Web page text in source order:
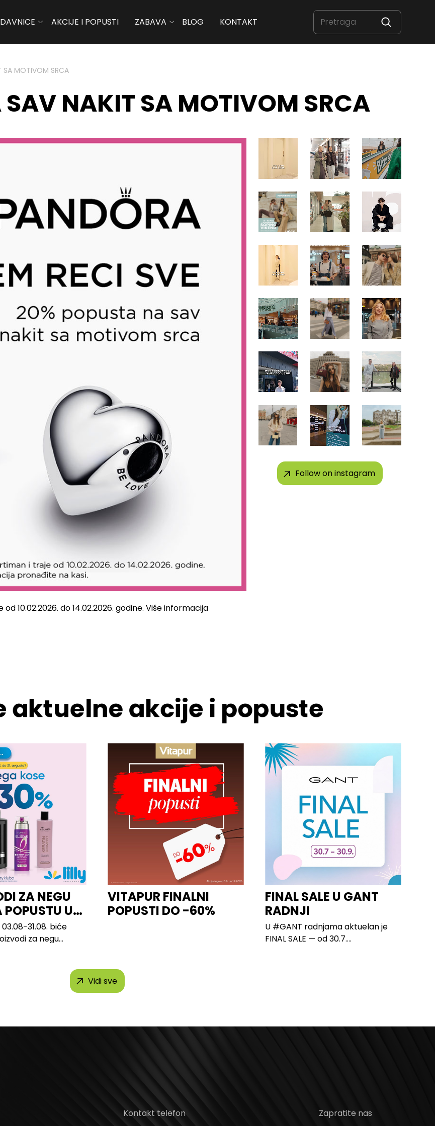
AKCIJE I POPUSTI ZABAVA BLOG KONTAKT
SA MOTIVOM SRCA
NAKIT SA MOTIVOM SRCA
Follow on instagram
10.02.2026. do 14.02.2026. godine. Više informacija
aktuelne akcije i popuste
ZA NEGU
POPUSTU U
31.08. biće
za negu
VITAPUR FINALNI
POPUSTI DO -60%
FINAL SALE U GANT
RADNJI
U #GANT radnjama aktuelan je
FINAL SALE — od 30.7....
Vidi sve
Kontakt telefon Zapratite nas